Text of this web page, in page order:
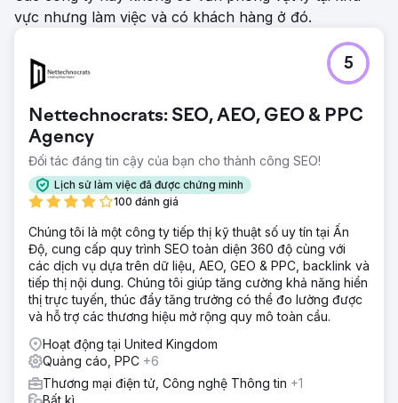
vực nhưng làm việc và có khách hàng ở đó.
Nettechnocrats: SEO, AEO, GEO & PPC
Agency
Đối tác đáng tin cậy của bạn cho thành công SEO!
Lịch sử làm việc đã được chứng minh
100 đánh giá
5
Chúng tôi là một công ty tiếp thị kỹ thuật số uy tín tại Ấn
Độ, cung cấp quy trình SEO toàn diện 360 độ cùng với
các dịch vụ dựa trên dữ liệu, AEO, GEO & PPC, backlink và
tiếp thị nội dung. Chúng tôi giúp tăng cường khả năng hiển
thị trực tuyến, thúc đẩy tăng trưởng có thể đo lường được
và hỗ trợ các thương hiệu mở rộng quy mô toàn cầu.
Hoạt động tại United Kingdom
Quảng cáo, PPC +6
Thương mại điện tử, Công nghệ Thông tin +1
Bất kì